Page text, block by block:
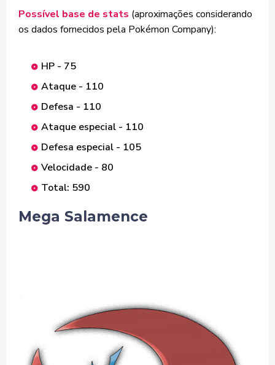
Possível base de stats (aproximações considerando
os dados fornecidos pela Pokémon Company):
HP - 75
Ataque - 110
Defesa - 110
Ataque especial - 110
Defesa especial - 105
Velocidade - 80
Total: 590
Mega Salamence